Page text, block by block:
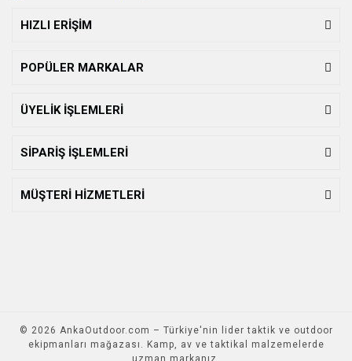
HIZLI ERİŞİM
POPÜLER MARKALAR
ÜYELİK İŞLEMLERİ
SİPARİŞ İŞLEMLERİ
MÜŞTERİ HİZMETLERİ
© 2026 AnkaOutdoor.com – Türkiye'nin lider taktik ve outdoor
ekipmanları mağazası. Kamp, av ve taktikal malzemelerde
uzman markanız.